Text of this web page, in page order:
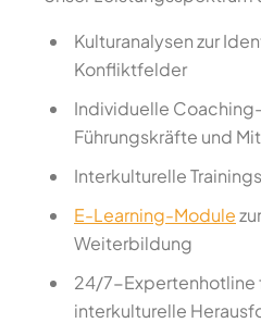
Kulturanalysen zur
Konfliktfelder
Individuelle
Führungskräfte und
Interkulturelle
E-Learning-Module
Weiterbildung
24/7-Expertenhotline
interkulturelle